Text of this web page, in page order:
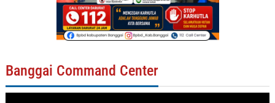
Banggai Command Center